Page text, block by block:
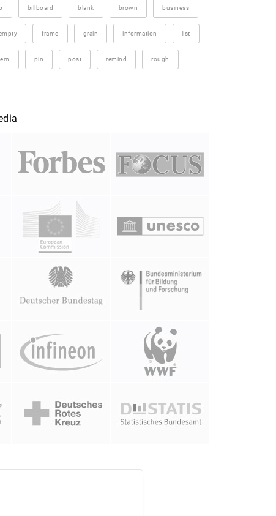
billboard blank brown business
frame grain information list
pin post remind rough